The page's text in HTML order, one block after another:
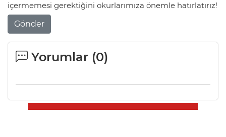
içermemesi gerektiğini okurlarımıza önemle hatırlatırız!
Gönder
Yorumlar (0)